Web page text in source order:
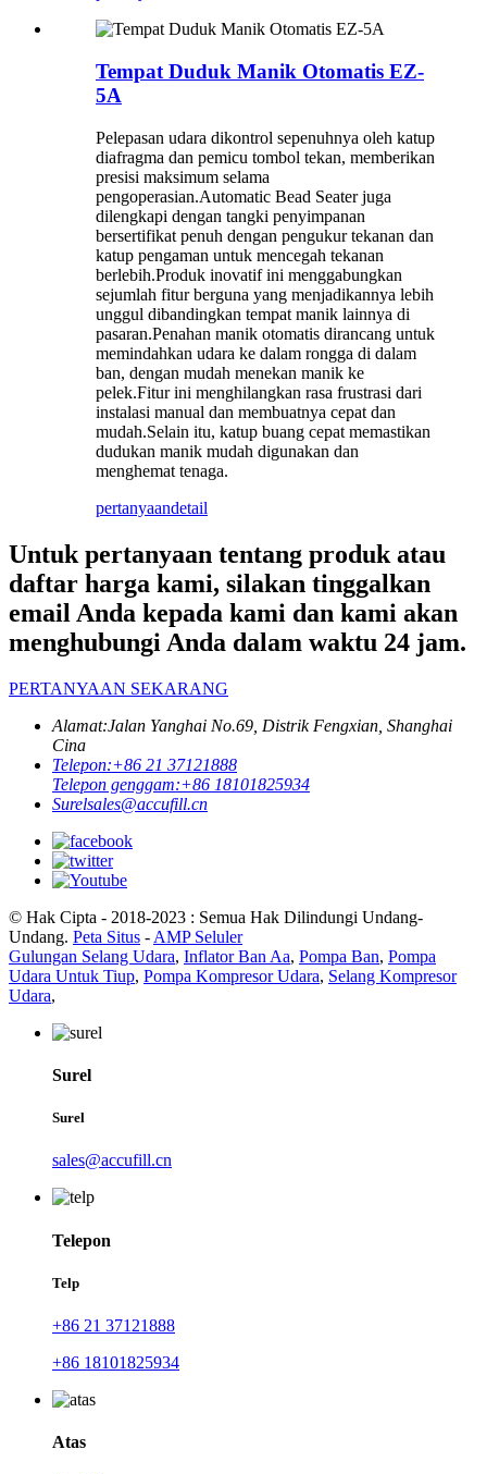
Tempat Duduk Manik Otomatis EZ-
5A
Pelepasan udara dikontrol sepenuhnya oleh katup
diafragma dan pemicu tombol tekan, memberikan
presisi maksimum selama
pengoperasian.Automatic Bead Seater juga
dilengkapi dengan tangki penyimpanan
bersertifikat penuh dengan pengukur tekanan dan
katup pengaman untuk mencegah tekanan
berlebih.Produk inovatif ini menggabungkan
sejumlah fitur berguna yang menjadikannya lebih
unggul dibandingkan tempat manik lainnya di
pasaran.Penahan manik otomatis dirancang untuk
memindahkan udara ke dalam rongga di dalam
ban, dengan mudah menekan manik ke
pelek.Fitur ini menghilangkan rasa frustrasi dari
instalasi manual dan membuatnya cepat dan
mudah.Selain itu, katup buang cepat memastikan
dudukan manik mudah digunakan dan
menghemat tenaga.
pertanyaandetail
Untuk pertanyaan tentang produk atau
daftar harga kami, silakan tinggalkan
email Anda kepada kami dan kami akan
menghubungi Anda dalam waktu 24 jam.
PERTANYAAN SEKARANG
Alamat:Jalan Yanghai No.69, Distrik Fengxian, Shanghai
Cina
Telepon:+86 21 37121888
Telepon genggam:+86 18101825934
Surelsales@accufill.cn
© Hak Cipta - 2018-2023 : Semua Hak Dilindungi Undang-
Undang. Peta Situs - AMP Seluler
Gulungan Selang Udara, Inflator Ban Aa, Pompa Ban, Pompa
Udara Untuk Tiup, Pompa Kompresor Udara, Selang Kompresor
Udara,
Surel
Surel
sales@accufill.cn
Telepon
Telp
+86 21 37121888
+86 18101825934
Atas